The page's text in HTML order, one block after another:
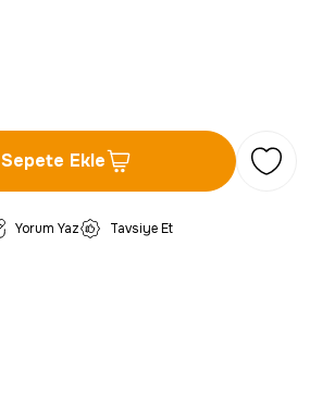
Sepete Ekle
Yorum Yaz Tavsiye Et